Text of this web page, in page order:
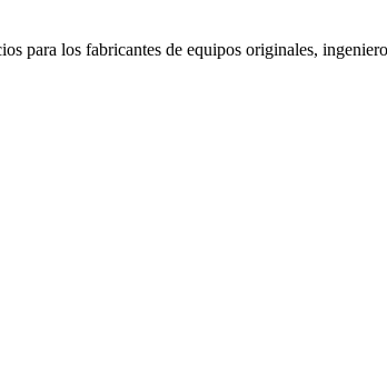
para los fabricantes de equipos originales,